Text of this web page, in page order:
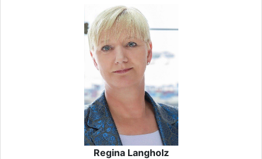
Regina Langholz